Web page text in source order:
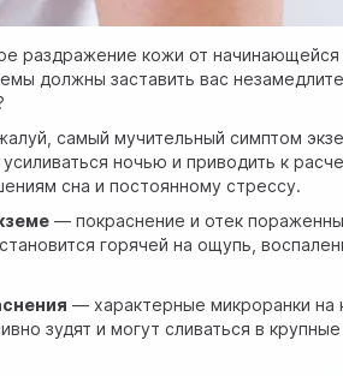
раздражение кожи от
должны заставить вас
самый мучительный симптом
ночью и приводить к
сна и постоянному стрессу.
— покраснение и отек
горячей на ощупь,
— характерные микроранки на
зудят и могут сливаться в